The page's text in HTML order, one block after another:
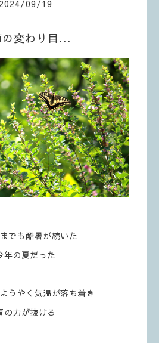
2024/09/19
変わり目...
でも酷暑が続いた
年の夏だった
うやく気温が落ち着き
の力が抜ける